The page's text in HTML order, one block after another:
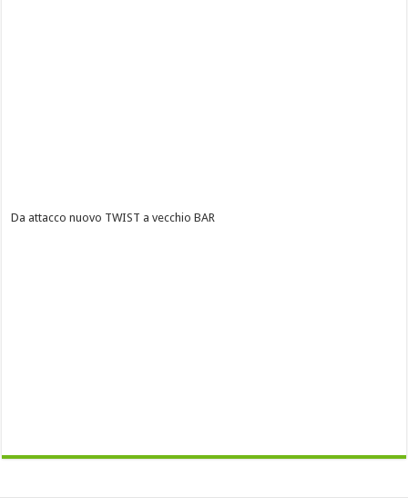
Da attacco nuovo TWIST a vecchio BAR